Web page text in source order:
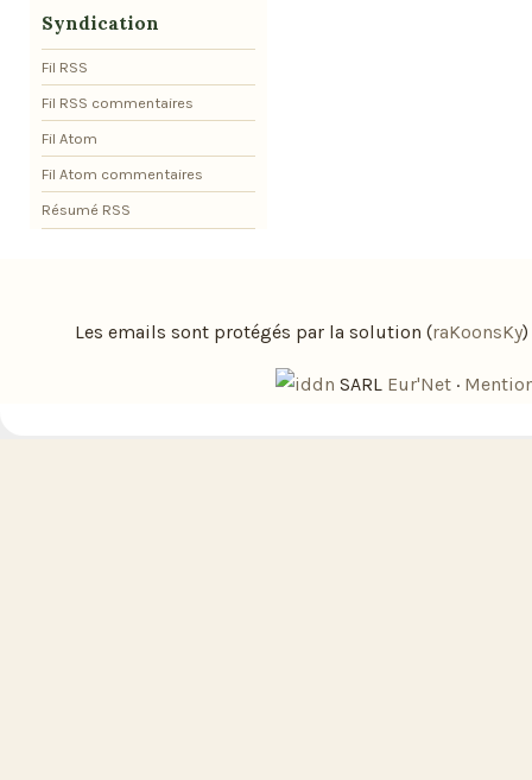
Syndication
Fil RSS
Fil RSS commentaires
Fil Atom
Fil Atom commentaires
Résumé RSS
Les emails sont protégés par la solution (raKoonsKy)
SARL Eur'Net ·